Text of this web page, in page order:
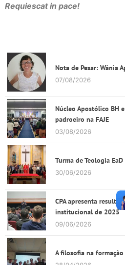
Requiescat in pace!
Nota de Pesar: Wânia
07/08/2026
Núcleo Apostólico BH
padroeiro na FAJE
03/08/2026
Turma de Teologia
30/06/2026
CPA apresenta
institucional de 2025
09/06/2026
A filosofia na